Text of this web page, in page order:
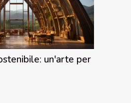
un'arte per